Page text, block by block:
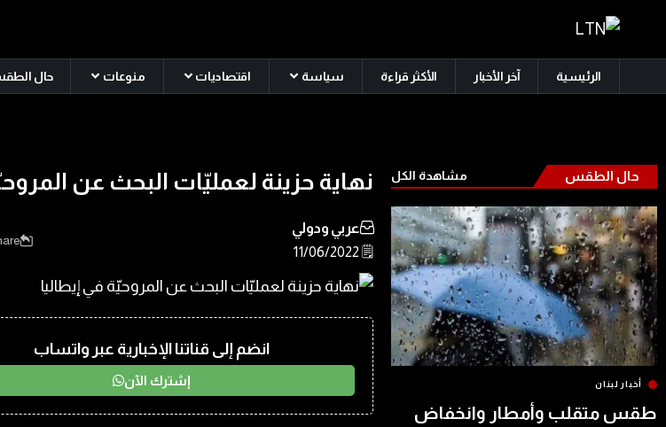
الرئيسية آخر الأخبار الأكثر قراءة سياسة اقتصاديات منوعات حال
حال الطقس مشاهدة الكل
أخبار لبنان
طقس متقلب وأمطار وانخفاض
نهاية حزينة لعمليّات البحث عن
🗒️ 11/06/2022
عربي ودولي
انضم إلى قناتنا الإخبارية عبر واتساب
إشترك الآن